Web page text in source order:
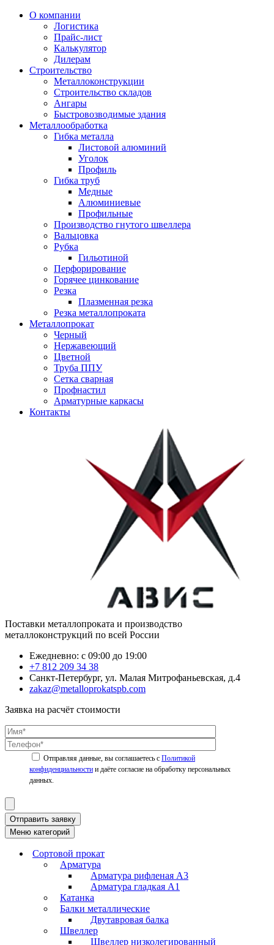
О компании
Логистика
Прайс-лист
Калькулятор
Дилерам
Строительство
Металлоконструкции
Строительство складов
Ангары
Быстровозводимые здания
Металлообработка
Гибка металла
Листовой алюминий
Уголок
Профиль
Гибка труб
Медные
Алюминиевые
Профильные
Производство гнутого швеллера
Вальцовка
Рубка
Гильотиной
Перфорирование
Горячее цинкование
Резка
Плазменная резка
Резка металлопроката
Металлопрокат
Черный
Нержавеющий
Цветной
Труба ППУ
Сетка сварная
Профнастил
Арматурные каркасы
Контакты
Поставки металлопроката и производство
металлоконструкций по всей России
Ежедневно: с 09:00 до 19:00
+7 812 209 34 38
Санкт-Петербург, ул. Малая Митрофаньевская, д.4
zakaz@metalloprokatspb.com
Заявка на расчёт стоимости
Политикой
конфиденциальности
Отправить заявку
Меню категорий
Сортовой прокат
Арматура
Арматура рифленая А3
Арматура гладкая А1
Катанка
Балки металлические
Двутавровая балка
Швеллер
Швеллер низколегированный